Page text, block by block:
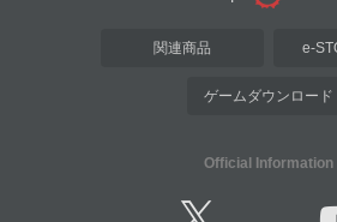
関連商品 e-
ゲームダウンロード
Official Information